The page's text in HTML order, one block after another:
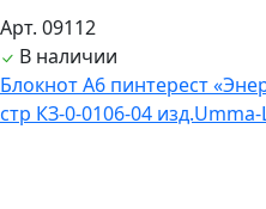
Арт. 09112
В наличии
Блокнот А6 пинтерест
стр КЗ-0-0106-04